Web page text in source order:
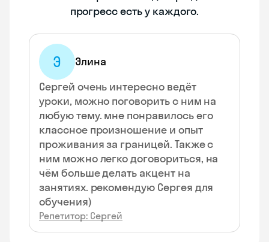
прогресс есть у каждого.
Э
Элина
Сергей очень интересно ведёт
уроки, можно поговорить с ним на
любую тему. мне понравилось его
классное произношение и опыт
проживания за границей. Также с
ним можно легко договориться, на
чём больше делать акцент на
занятиях. рекомендую Сергея для
обучения)
Репетитор: Сергей